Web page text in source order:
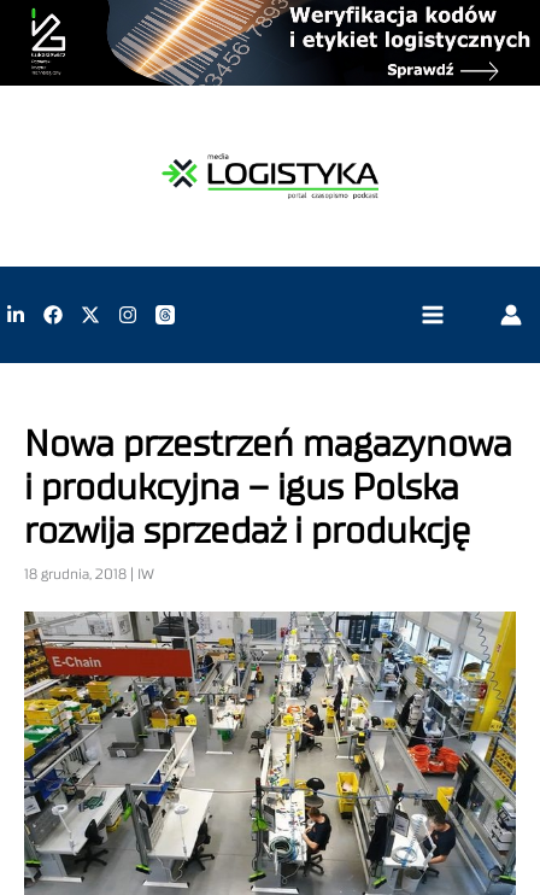
Nowa przestrzeń magazynowa
i produkcyjna – igus Polska
rozwija sprzedaż i produkcję
18 grudnia, 2018 | IW